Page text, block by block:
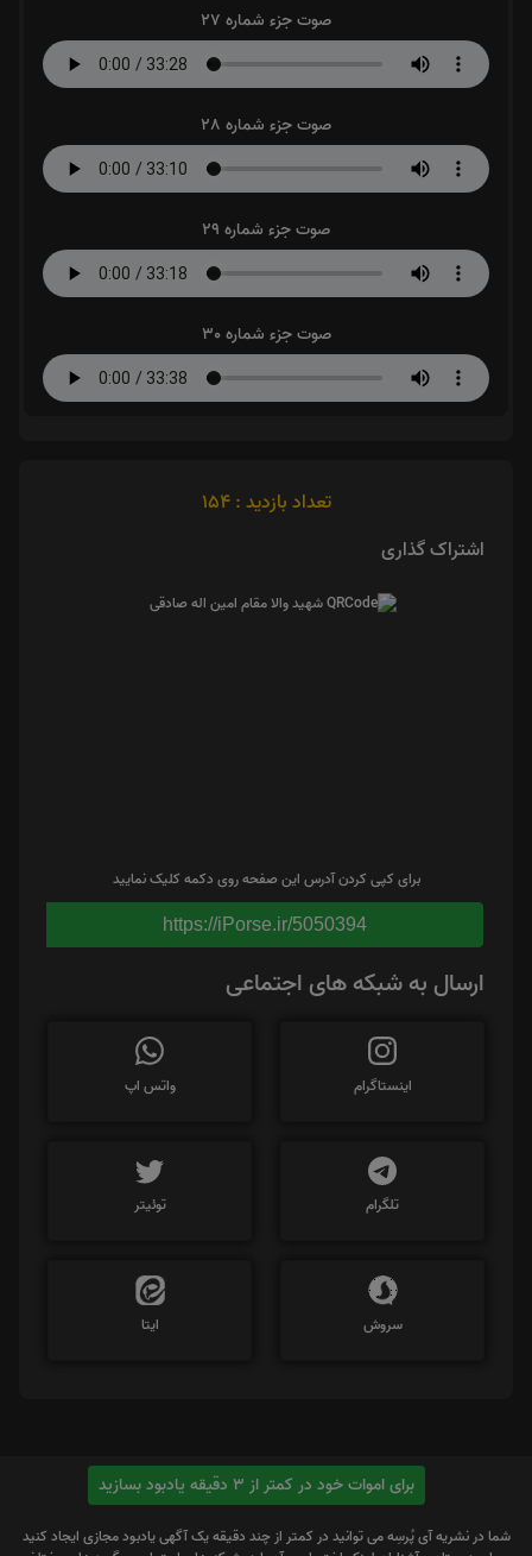
صوت جزء شماره 27
صوت جزء شماره 28
صوت جزء شماره 29
صوت جزء شماره 30
تعداد بازدید : 154
اشتراک گذاری
برای کپی کردن آدرس این صفحه روی دکمه کلیک نمایید
https://iPorse.ir/5050394
ارسال به شبکه های اجتماعی
اینستاگرام واتس اپ
تلگرام توئیتر
سروش ایتا
برای اموات خود در کمتر از 3 دقیقه یادبود بسازید
شما در نشریه آی پُرسِه می توانید در کمتر از چند دقیقه یک آگهی یادبود مجازی ایجاد کنید